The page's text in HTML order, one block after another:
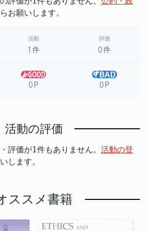
お願いします。
活動
1件
評価
0件
0P 0P
活動の評価
評価が1件もありません。 活動の登
します。
ススメ書籍